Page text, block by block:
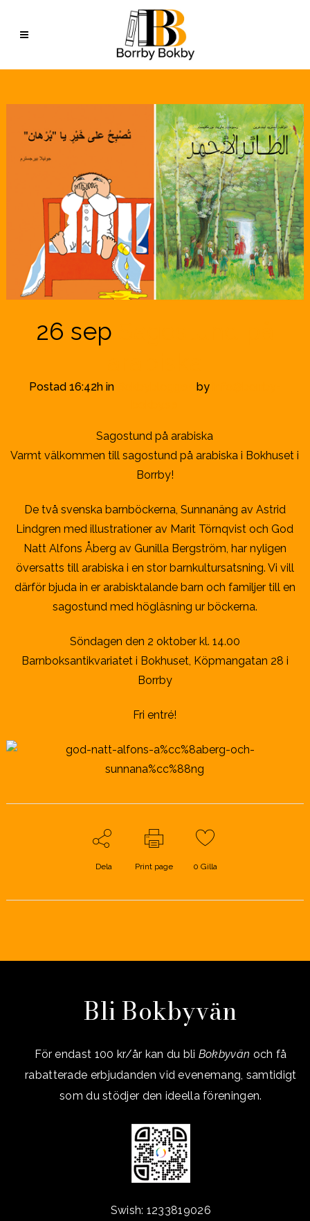
26 sep
Postad 16:42hin by
Sagostund på arabiska
Varmt välkommen till sagostund på arabiska i Bokhuset i
Borrby!
De två svenska barnböckerna, Sunnanäng av Astrid
Lindgren med illustrationer av Marit Törnqvist och God
Natt Alfons Åberg av Gunilla Bergström, har nyligen
översatts till arabiska i en stor barnkultursatsning. Vi vill
därför bjuda in er arabisktalande barn och familjer till en
sagostund med högläsning ur böckerna.
Söndagen den 2 oktober kl. 14.00
Barnboksantikvariatet i Bokhuset, Köpmangatan 28 i
Borrby
Fri entré!
Dela Print page 0 Gilla
Bli Bokbyvän
För endast 100 kr/år kan du bli Bokbyvän och få
rabatterade erbjudanden vid evenemang, samtidigt
som du stödjer den ideella föreningen.
Swish: 1233819026